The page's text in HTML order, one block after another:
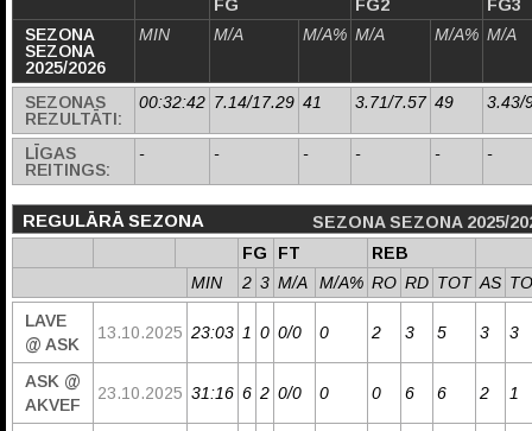
FG
FG2
FG3
SEZONA
SEZONA
2025/2026
MIN M/A M/A% M/A M/A% M/A
SEZONAS
REZULTĀTI:
00:32:42 7.14/17.29 41 3.71/7.57 49 3.43/
LĪGAS
REITINGS:
- - - - - -
REGULĀRĀ SEZONA
SEZONA SEZONA 2025/
FG
FT
REB
MIN
2 3 M/A M/A% RO RD TOT AS TO
LAVE
@ ASK
13.10.2025 23:03 1 0 0/0 0 2 3 5 3 3
ASK @
AKVEF
23.10.2025 31:16 6 2 0/0 0 0 6 6 2 1